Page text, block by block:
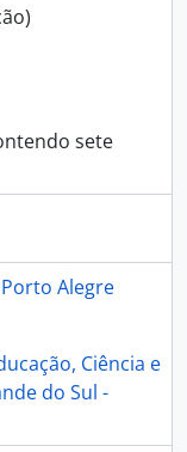
sete
Alegre
Ciência e
do Sul -